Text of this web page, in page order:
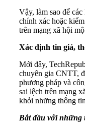
Vậy, làm sao để
chính xác hoặc
trên mạng xã hội
Xác định tin giả,
Mới đây,
chuyên gia CNTT,
phương pháp và
sai lệch trên mạng
khỏi những thông
Bắt đầu với những